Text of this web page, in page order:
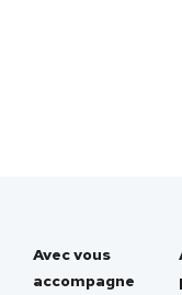
Avec vous
accompagne